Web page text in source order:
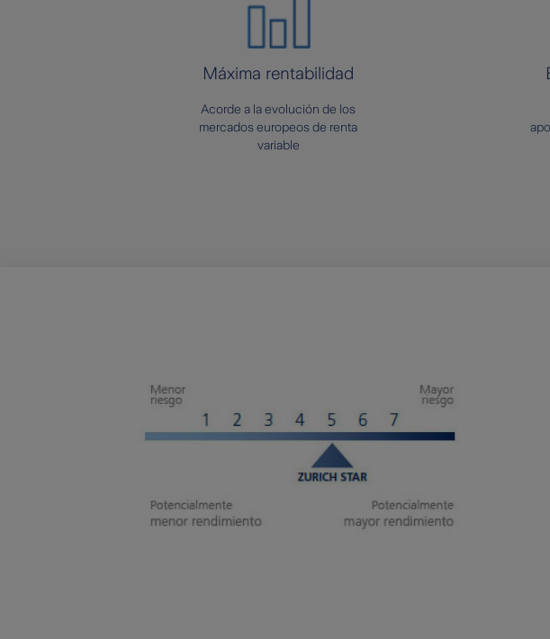
Máxima rentabilidad
Acorde a la evolución de los
mercados europeos de renta
variable